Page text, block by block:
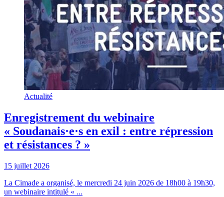
Actualité
Enregistrement du webinaire
« Soudanais·e·s en exil : entre répression
et résistances ? »
15 juillet 2026
La Cimade a organisé, le mercredi 24 juin 2026 de 18h00 à 19h30,
un webinaire intitulé « ...